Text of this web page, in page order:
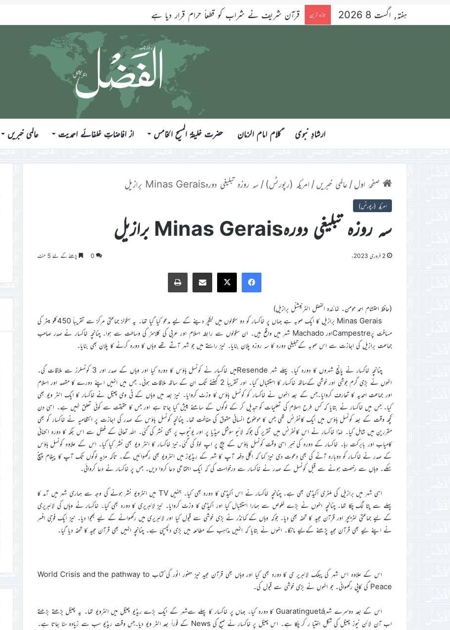
ہفتہ, اگست 8 2026 تازہ ترین قرآن شریف نے شراب کو قطعاً حرام قرار دیا ہے
ارشادِ نبوی ؑکلام امام الزمان حضرت خلیفۃ المسیح الخامس از افاضاتِ خلفائے احمدیت عالمی خبریں
صفحۂ اول/ عالمی خبریں/ امریکہ (رپورٹس) / سہ روزہ تبلیغی دورہMinas Gerais برازیل
امریکہ (رپورٹس)
سہ روزہ تبلیغی دورہMinas Gerais برازیل
2 فروری 2023ء 0 پڑھنے کے لئے 5 منٹ
Facebook
X
Share via Email
Print
(حافظ احتشام احمد مومن۔ نمائندہ الفضل انٹرنیشنل برازیل)
Minas Gerais برازیل کا ایک صوبہ ہے جہاں پر خاکسار کو دو سکولوں میں لیکچر دینے کے لیے مدعو کیا گیا تھا۔ یہ سکولز جماعتی مرکز سے تقریباً 450کلو میٹر کی
مسافت پرCampestreاور Machado شہر میں واقع ہیں۔ ان سکولوں سے رابطہ اسلام اور عربی کی کلاسز کی وساطت سے ہوا۔ چنانچہ خاکسار نے صدر صاحب
جماعت برازیل کی اجازت سے اس صوبہ کےتبلیغی دورہ کا سہ روزہ پلان بنایا۔ نیز راستے میں جو شہر آتے تھے وہاں کا دورہ کرنے کا پلان بھی بنایا۔
چنانچہ خاکسار نے پانچ شہروں کا دورہ کیا۔ پہلے شہر Resendeمیں خاکسار نے کونسل ہاؤس کا دورہ کیا اور وہاں کے صدر اور 3 کونسلرز سے ملاقات کی۔
انہوں نے بڑی گرم جوشی اور خوشی کےساتھ خاکسار کا استقبال کیا۔ اور تقریباً 2 گھنٹے تک ان کے ساتھ ملاقات ہوئی۔ جس میں انہیں اپنے دورے کا مقصد اور اسلام
اور جماعت احمدیہ کا تعارف کروایا۔جس کے بعد انہوں نے خاکسار کو کونسل ہاؤس کا وزٹ کروایا۔ نیز بعد میں وہاں کے ٹی وی چینل نے خاکسار کا ایک انٹر ویو بھی
کیا۔ جس میں خاکسار نے بتایا کہ کس طرح اسلام کی تعلیمات کو تبدیل کر کے لوگوں کے سامنے پیش کیا جاتا ہے اور جس کا حقیقت سے کوئی تعلق نہیں ہے۔ اسی دن
کچھ وقت کے بعد کونسل ہاؤس میں ایک کانفرنس تھی جس کا موضوع انسانی حقوق کی حفاظت تھا۔ چنانچہ کونسل ہاؤس کے صدر کی اجازت پر انتظامیہ نے خاکسار کو بھی
مقررین میں شامل کیا۔ لہٰذا خاکسار نے اس کانفرنس میں تقریر کی جوکہ لائیو سوشل میڈیا پر اور یوٹیوب پر بھی نشر کی گئی۔ اللہ تعالیٰ کے فضل سے اس جگہ کا دورہ انتہائی
کامیاب اور بابرکت رہا۔ خاکسار کے دورہ کی خبر اسی وقت کونسل ہاؤس کے پیج پر اپ لوڈ کی گئی۔نیز خاکسار کا انٹر ویو بھی نشر کیا گیا۔ اس کے علاوہ کونسل ہاؤس
کے صدر نے خاکسار کو دوبارہ آنے کی بھی دعوت دی نیز کہا کہ اگلی دفعہ آپ کا شہر کے ریڈیوز میں انٹرویو بھی رکھوائیں گے۔ تاکہ مزید لوگوں تک آپ کا پیغام پہنچ
سکے۔ وہاں سے رخصت ہونے سے قبل کونسل کے صدر نے خاکسار سے درخواست کی کہ ایک اجتماعی دعا کروا دیں۔ جس پر خاکسار نے دعا کروائی۔
اسی شہر میں برازیل کی ملٹری اکیڈمی بھی ہے۔ چنانچہ خاکسار نے اس اکیڈمی کا دورہ بھی کیا۔ جنہیں TV میں انٹرویو نشر ہونے کی وجہ سے ہماری شہر میں آمد کا
پہلے سے پتا لگ چکا تھا۔ چنانچہ انہوں نے بڑے خلوص سے ہمارا استقبال کیا اور اکیڈمی کا وزٹ کروایا۔ نیز لائبریری کا دورہ بھی کیا۔ خاکسار نے وہاں کی لائبریری
کے لیے جماعتی لٹریچر اور قرآن مجید کا تحفہ بھی دیا۔ جوکہ وہاں کے کمانڈر نے بڑی خوشی سے قبول کیا اور لائبریری میں رکھوانے کے لیے بھجوا دیا۔ نیز ایک فوجی افسر
نے اپنے لیے بھی قرآن مجید پڑھنے کےلیے مانگا۔ انہوں نے بتایا کہ انہیں مذاہب کے مطالعہ میں بڑی دلچسپی ہے۔ چنانچہ انہیں بھی قرآن مجید کا تحفہ دیا گیا۔
اس کے علاوہ اس شہر کی پبلک لائبریر ی کا دورہ بھی کیا اور وہاں بھی قرآن مجید نیز حضور انور کی کتاب World Crisis and the pathway to
Peace کی کاپی رکھوائی۔ جو انہوں نے بڑی خوشی سے قبول کی۔
اس کے بعد دوسرے شہرGuaratinguetá کا دورہ کیا۔ جہاں پر خاکسار کا پہلے سےشہر کے ایک بڑے ریڈیو چینل میں انٹرویو تھا۔ یہ چینل بڑھتے بڑھتے
اب آن لائن نیوز چینل کی شکل اختیا ر کر چکا ہے۔ اس چینل پر خاکسار نے صبح کی News کے فوراً بعد انٹر ویو دیا۔جس وقت ریڈیو سب سے زیادہ سنا جاتا ہے۔